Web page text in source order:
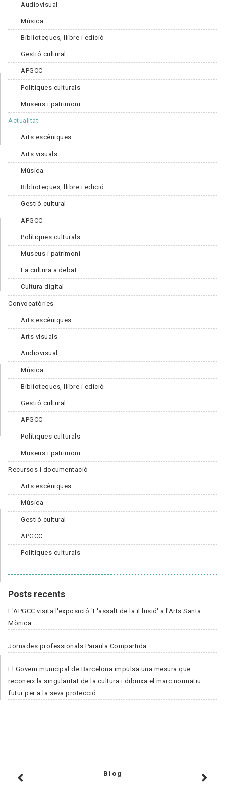
Audiovisual
Música
Biblioteques, llibre i edició
Gestió cultural
APGCC
Polítiques culturals
Museus i patrimoni
Actualitat
Arts escèniques
Arts visuals
Música
Biblioteques, llibre i edició
Gestió cultural
APGCC
Polítiques culturals
Museus i patrimoni
La cultura a debat
Cultura digital
Convocatòries
Arts escèniques
Arts visuals
Audiovisual
Música
Biblioteques, llibre i edició
Gestió cultural
APGCC
Polítiques culturals
Museus i patrimoni
Recursos i documentació
Arts escèniques
Música
Gestió cultural
APGCC
Polítiques culturals
Posts recents
L'APGCC visita l'exposició 'L'assalt de la il·lusió' a l'Arts Santa
Mònica
Jornades professionals Paraula Compartida
El Govern municipal de Barcelona impulsa una mesura que
reconeix la singularitat de la cultura i dibuixa el marc normatiu
futur per a la seva protecció
Blog